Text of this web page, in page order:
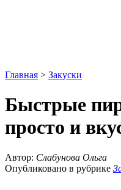
Главная > Закуски
Быстрые
просто и
Автор: Слабунова Ольга
Опубликовано в рубрике